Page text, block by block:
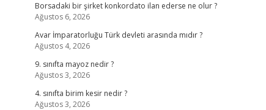
Borsadaki bir şirket konkordato ilan ederse ne olur ?
Ağustos 6, 2026
Avar İmparatorluğu Türk devleti arasında mıdır ?
Ağustos 4, 2026
9. sınıfta mayoz nedir ?
Ağustos 3, 2026
4. sınıfta birim kesir nedir ?
Ağustos 3, 2026